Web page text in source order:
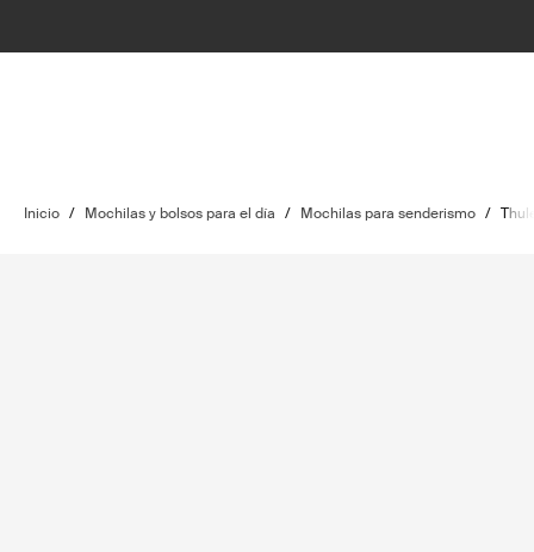
Inicio / Mochilas y bolsos para el día / Mochilas para senderismo /